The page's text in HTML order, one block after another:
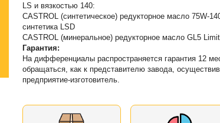
LS и вязкостью 140:
CASTROL (синтетическое) редукторное масло 75W-
синтетика LSD
CASTROL (минеральное) редукторное масло GL5
Гарантия:
На дифференциалы распространяется гарантия 12
обращаться, как к представителю завода,
предприятие-изготовитель.